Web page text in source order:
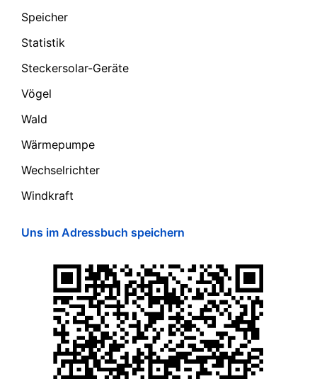
Speicher
Statistik
Steckersolar-Geräte
Vögel
Wald
Wärmepumpe
Wechselrichter
Windkraft
Uns im Adressbuch speichern